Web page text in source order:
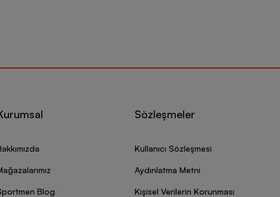
Blog
Sözleşmeler
Kullanıcı Sözleşmesi
Aydınlatma Metni
Kişisel Verilerin Korunması